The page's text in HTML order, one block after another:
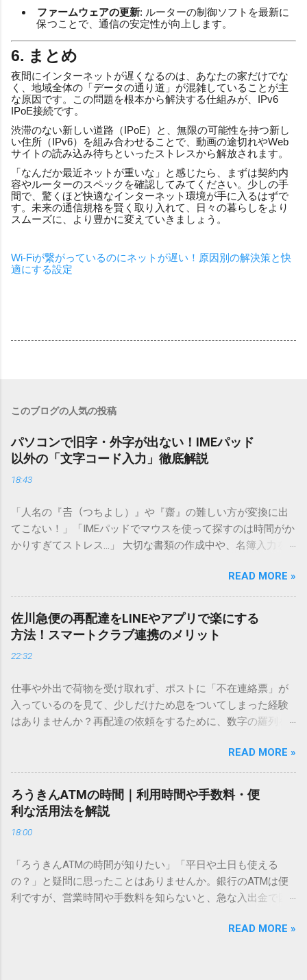
ファームウェアの更新: ルーターの制御ソフトを最新に
保つことで、通信の安定性が向上します。
6. まとめ
夜間にインターネットが遅くなるのは、あなたの家だけでな
く、地域全体の「データの通り道」が混雑していることが主
な原因です。この問題を根本から解決する仕組みが、IPv6
IPoE接続です。
渋滞のない新しい道路（IPoE）と、無限の可能性を持つ新し
い住所（IPv6）を組み合わせることで、動画の途切れやWeb
サイトの読み込み待ちといったストレスから解放されます。
「なんだか最近ネットが重いな」と感じたら、まずは契約内
容やルーターのスペックを確認してみてください。少しの手
間で、驚くほど快適なインターネット環境が手に入るはずで
す。未来の通信規格を賢く取り入れて、日々の暮らしをより
スムーズに、より豊かに変えていきましょう。
Wi-Fiが繋がっているのにネットが遅い！原因別の解決策と快
適にする設定
このブログの人気の投稿
パソコンで旧字・外字が出ない！IMEパッド
以外の「文字コード入力」徹底解説
18:43
「人名の『𠮷（つちよし）』や『齋』の難しい方が変換に出
てこない！」「IMEパッドでマウスを使って探すのは時間がか
かりすぎてストレス…」 大切な書類の作成中や、名簿入力を
てしまいますよね。多くの人が「IMEパッド（手書き入力）」
を使いますが、実はマウスで一画ずつ書くのは非効率です
し、似た漢字が多すぎて結局見つからないことも少なくあり
ません。 そこで今回は、IMEパッドを使わずに、特定のコー
ドを打ち込むだけで一瞬で旧字や外字、特殊記号を呼び出す
「文字コード入力」のテクニックを詳しく解説します。 この
必要はありません。 1. なぜ「変換」しても旧字・外字が出て
こないのか？ そもそも、なぜ普通の変換で出てこない漢字が
あるのでしょうか。その理由は、パソコンが文字を認識する
は、JIS規格（日本産業規格）によって「第1水準」「第2水
準」といった形で整理されています。しかし、人名や地名に
使われる非常に古い漢字（旧字）や、特定の組織だけで作ら
れた「外字」は、この一般的な変換リストに含まれていない
ン上のすべての文字には、いわば「住所」のような番号が割
り振られています。変換候補に出ない文字でも、この住所
（コード）を直接指定すれば、確実に呼び出すことができる
のです。 2. Windows標準機能！文字コードで漢字を出す「16
進数入力」 最も汎用性が高く、特別なソフトも不要なのが
READ MORE »
佐川急便の再配達をLINEやアプリで楽にする
方法！スマートクラブ連携のメリット
22:32
仕事や外出で荷物を受け取れず、ポストに「不在連絡票」が
入っているのを見て、少しだけため息をついてしまった経験
はありませんか？再配達の依頼をするために、数字の羅列を
ことに申し訳なさを感じたりすることもあるかもしれませ
ん。 「もっとスムーズに、自分のタイミングで受け取りた
い」 「わざわざ電話をかけずに、スマホ一つで完結させた
い」 そんな願いを叶えてくれるのが、佐川急便の会員制サー
ビス「スマートクラブ」と、LINEや公式アプリの連携です。
これらを活用するだけで、再配達のストレスは驚くほど軽く
受け取り術と、連携による具体的なメリットを徹底解説しま
す。 佐川急便の再配達が劇的に変わる「スマートクラブ」と
は？ まず押さえておきたいのが、佐川急便の個人向け無料会
況をリアルタイムで管理するための基盤となるサービスで
READ MORE »
ろうきんATMの時間｜利用時間や手数料・便
利な活用法を解説
18:00
「ろうきんATMの時間が知りたい」「平日や土日も使える
の？」と疑問に思ったことはありませんか。銀行のATMは便
利ですが、営業時間や手数料を知らないと、急な入出金で困
ATM営業時間や利用の注意点、便利な活用法 を詳しく解説し
READ MORE »